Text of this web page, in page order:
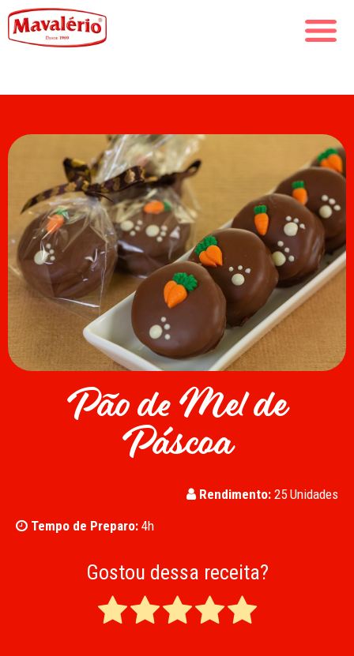
Pão de Mel de
Páscoa
Rendimento: 25 Unidades
Tempo de Preparo: 4h
Gostou dessa receita?